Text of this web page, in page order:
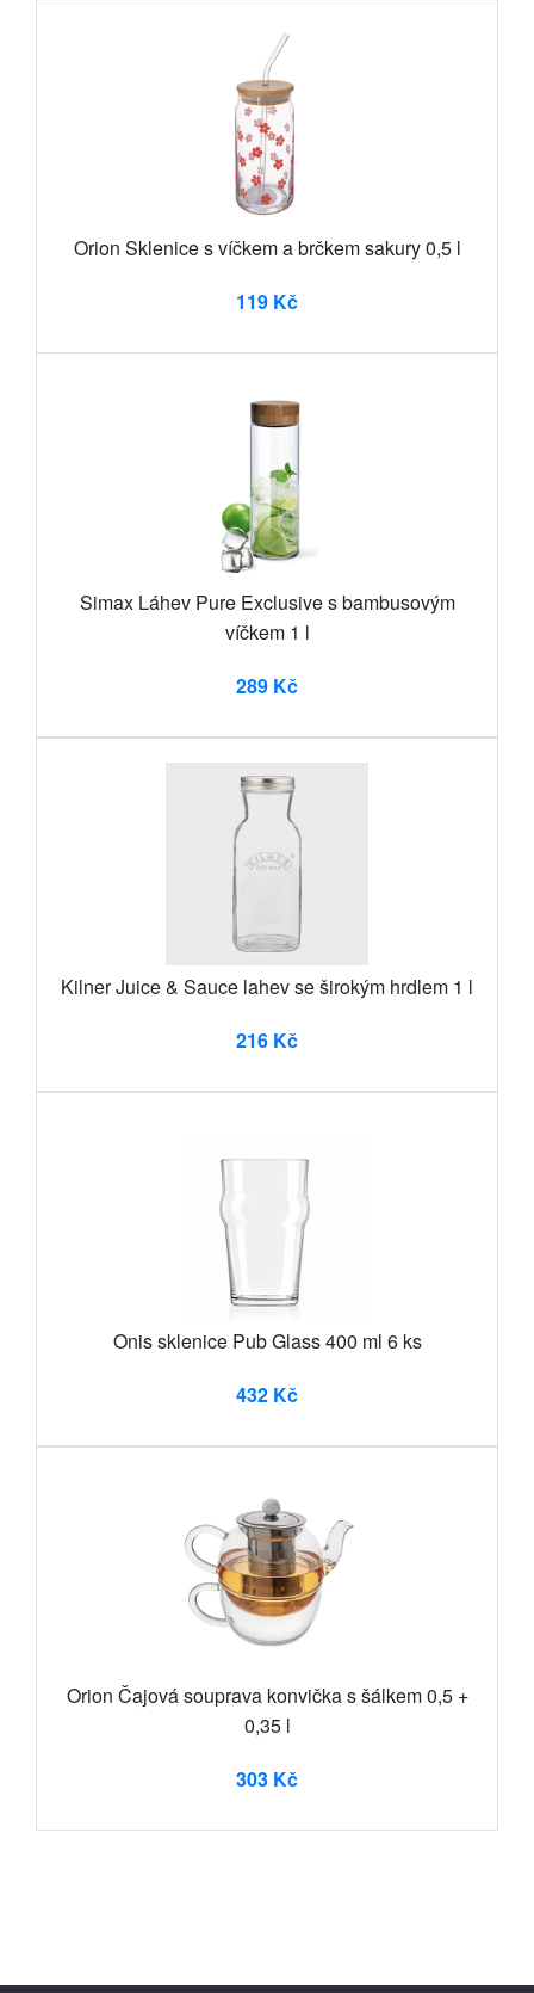
Orion Sklenice s víčkem a brčkem sakury 0,5 l
119 Kč
Simax Láhev Pure Exclusive s bambusovým
víčkem 1 l
289 Kč
Kilner Juice & Sauce lahev se širokým hrdlem 1 l
216 Kč
Onis sklenice Pub Glass 400 ml 6 ks
432 Kč
Orion Čajová souprava konvička s šálkem 0,5 +
0,35 l
303 Kč